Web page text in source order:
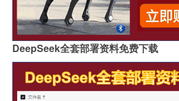
DeepSeek全套部署资料免费下载